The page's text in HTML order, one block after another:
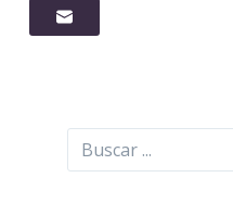
Buscar